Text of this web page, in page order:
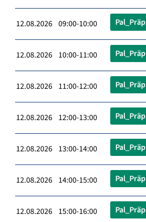
12.08.2026 09:00-10:00 Pal_Präp
12.08.2026 10:00-11:00 Pal_Präp
12.08.2026 11:00-12:00 Pal_Präp
12.08.2026 12:00-13:00 Pal_Präp
12.08.2026 13:00-14:00 Pal_Präp
12.08.2026 14:00-15:00 Pal_Präp
12.08.2026 15:00-16:00 Pal_Präp